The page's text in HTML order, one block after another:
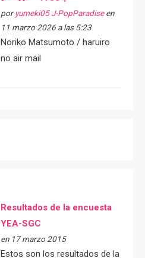
por yumeki05 J-PopParadiseen
11 marzo 2026 a las 5:23
Noriko Matsumoto / haruiro
no air mail
Resultados de la encuesta
YEA-SGC
en 17 marzo 2015
Estos son los resultados de la